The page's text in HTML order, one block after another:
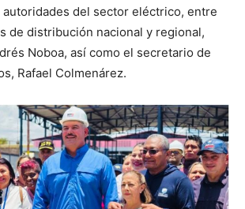
autoridades del sector eléctrico, entre
de distribución nacional y regional,
Noboa, así como el secretario de
Rafael Colmenárez.